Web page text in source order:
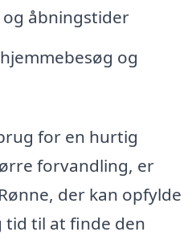
åbningstider
og
for en hurtig
forvandling, er
der kan opfylde
tid til at finde den